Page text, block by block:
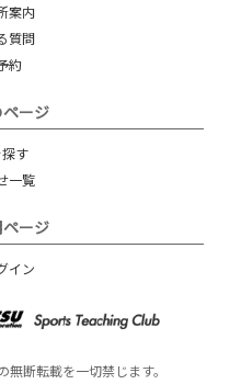
案内
質問
約
ージ
す
一覧
ージ
イン
断転載を一切禁じます。